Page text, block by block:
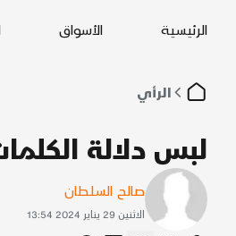
الرئيسية الأسواق
الرأي
لبس دلالة
صالح السلطان
الاثنين 29 يناير 2024 13:54